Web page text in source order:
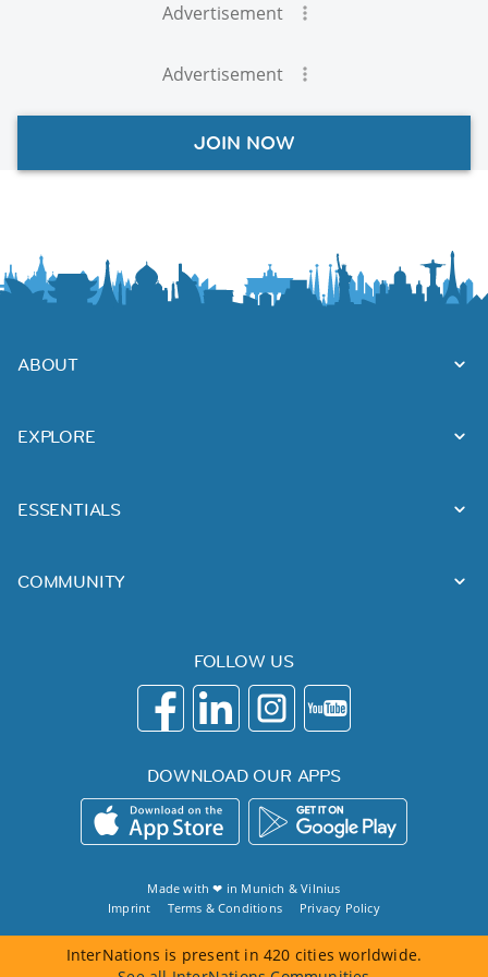
Advertisement
Advertisement
JOIN NOW
ABOUT
EXPLORE
ESSENTIALS
COMMUNITY
FOLLOW US
DOWNLOAD OUR APPS
Made with ❤ in Munich &Vilnius
Imprint
Terms & Conditions Privacy Policy
InterNations is present in 420 cities worldwide.